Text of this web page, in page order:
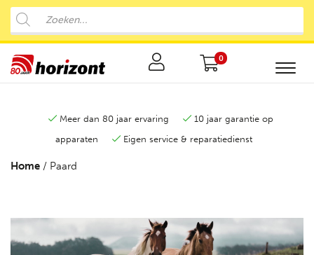
0
Meer dan 80 jaar ervaring
10 jaar garantie op
apparaten
Eigen service & reparatiedienst
Home / Paard